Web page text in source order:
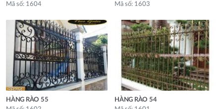
Mã số: 1604
Mã số: 1603
HÀNG RÀO 55
HÀNG RÀO 54